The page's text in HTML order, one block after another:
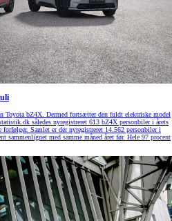
bZ4X. Dermed fortsætter den fuldt elektriske model
således nyregistreret 613 bZ4X personbiler i årets
Samlet er der nyregistreret 14.562 personbiler i
sammenlignet med samme måned året før. Hele 97 procent